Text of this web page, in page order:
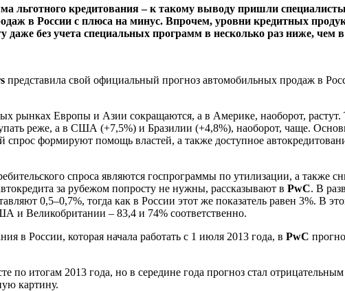
льготного кредитования – к такому выводу пришли
в России с плюса на минус. Впрочем, уровни кредитных
без учета специальных программ в несколько раз ниже, чем
представила свой официальный прогноз автомобильных продаж в
рынках Европы и Азии сокращаются, а в Америке, наоборот,
реже, а в США (+7,5%) и Бразилии (+4,8%), наоборот, чаще.
формируют помощь властей, а также доступное
спроса являются госпрограммы по утилизации, а также
за рубежом попросту не нужны, рассказывают в PwC. В
0,5–0,7%, тогда как в России этот же показатель равен 3%. В
и Великобритании – 83,4 и 74% соответственно.
в России, которая начала работать с 1 июля 2013 года, в PwC
по итогам 2013 года, но в середине года прогноз стал
картину.